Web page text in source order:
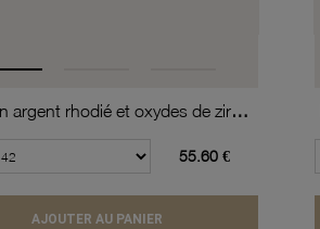
Collier en argent rhodié et oxydes de zirconium
55.60 €
AJOUTER AU PANIER